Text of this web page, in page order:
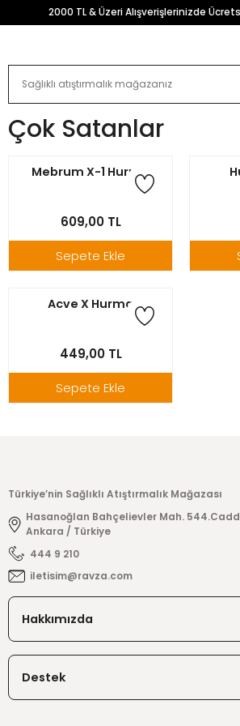
2000 TL & Üzeri Alışverişlerinizde
Çok Satanlar
Mebrum X-1 Hurma
609,00 TL
Sepete Ekle
Acve X Hurma
449,00 TL
Sepete Ekle
Türkiye’nin Sağlıklı Atıştırmalık Mağazası
Hasanoğlan Bahçelievler Mah.
Ankara / Türkiye
444 9 210
iletisim@ravza.com
Hakkımızda
Destek